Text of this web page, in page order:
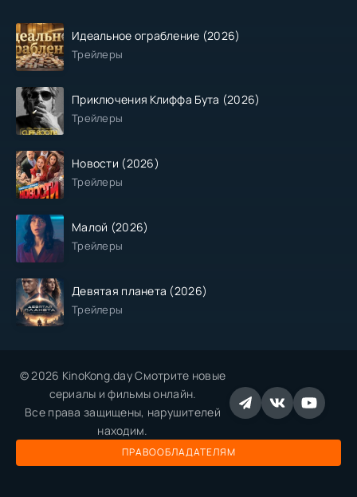
Идеальное ограбление (2026)
Трейлеры
Приключения Клиффа Бута (2026)
Трейлеры
Новости (2026)
Трейлеры
Малой (2026)
Трейлеры
Девятая планета (2026)
Трейлеры
© 2026 KinoKong.day Смотрите новые
сериалы и фильмы онлайн.
Все права защищены, нарушителей
находим.
ПРАВООБЛАДАТЕЛЯМ